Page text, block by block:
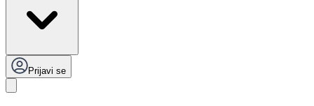
Prijavi se